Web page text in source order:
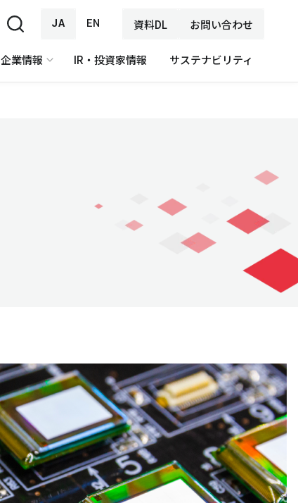
JA EN 資料DL お問い合わせ
企業情報 IR・投資家情報 サステナビリティ